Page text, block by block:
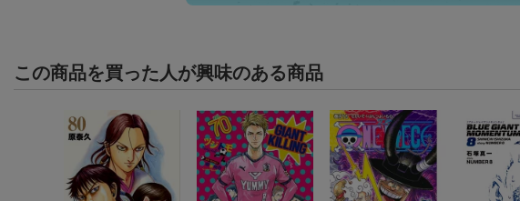
この商品を買った人が興味のある商品